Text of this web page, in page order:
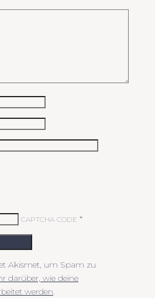
CAPTCHA CODE *
Akismet, um Spam zu
darüber, wie deine
werden.